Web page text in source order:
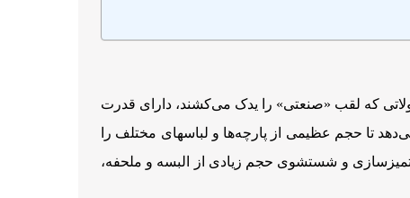
که لقب «صنعتی» را یدک می‌کشند،‌ دارای قدرت
تا حجم عظیمی از پارچه‌ها و لباس­های مختلف را
و شستشوی حجم زیادی از البسه و ملحفه،